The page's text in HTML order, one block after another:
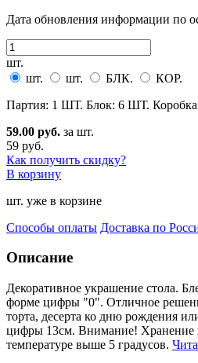
Дата обновления информации по
шт.
шт.
шт. БЛК.
КОР.
Партия: 1 ШТ. Блок: 6 ШТ.
59.00 руб. за шт.
59 руб.
Как получить скидку?
В корзину
шт. уже в корзине
Способы оплаты Доставка по
Описание
Декоративное украшение стола.
форме цифры "0". Отличное
торта, десерта ко дню рождения
цифры 13см. Внимание! Хранение
температуре выше 5 градусов.